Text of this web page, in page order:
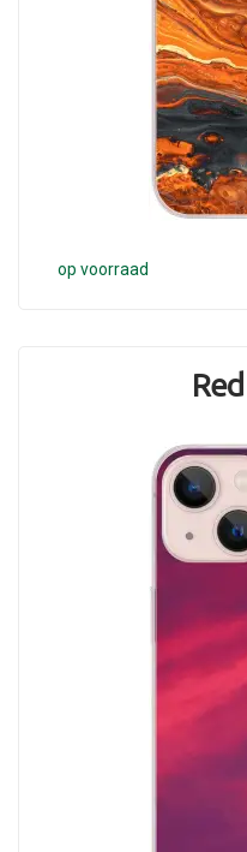
op voorraad